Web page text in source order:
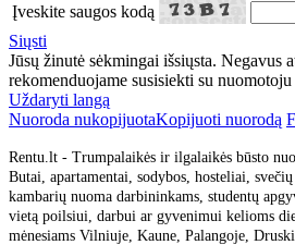
Įveskite saugos kodą
Siųsti
Jūsų žinutė sėkmingai išsiųsta. Negavus
rekomenduojame susisiekti su
Uždaryti langą
Nuoroda nukopijuotaKopijuoti nuorodą
Rentu.lt - Trumpalaikės ir ilgalaikės būsto
Butai, apartamentai, sodybos, hosteliai,
kambarių nuoma darbininkams, studentų
vietą poilsiui, darbui ar gyvenimui kelioms
mėnesiams Vilniuje, Kaune, Palangoje,